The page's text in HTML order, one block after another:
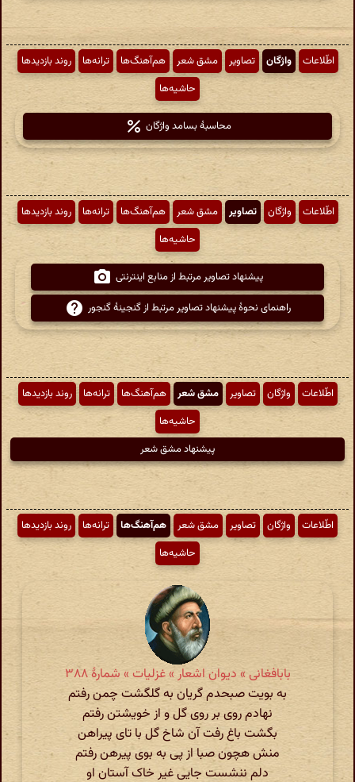
اطّلاعات واژگان تصاویر مشق شعر هم‌آهنگ‌ها ترانه‌ها
روند بازدیدها
حاشیه‌ها
محاسبهٔ بسامد واژگان
اطّلاعات واژگان تصاویر مشق شعر هم‌آهنگ‌ها ترانه‌ها
روند بازدیدها
حاشیه‌ها
پیشنهاد تصاویر مرتبط از منابع اینترنتی
راهنمای نحوهٔ پیشنهاد تصاویر مرتبط از گنجینهٔ گنجور
اطّلاعات واژگان تصاویر مشق شعر هم‌آهنگ‌ها ترانه‌ها
روند بازدیدها
حاشیه‌ها
پیشنهاد مشق شعر
اطّلاعات واژگان تصاویر مشق شعر هم‌آهنگ‌ها ترانه‌ها
روند بازدیدها
حاشیه‌ها
بابافغانی » دیوان اشعار » غزلیات » شمارهٔ ۳۸۸
به بویت صبحدم گریان به گلگشت چمن رفتم
نهادم روی بر روی گل و از خویشتن رفتم
بگشت باغ رفت آن شاخ گل با تای پیراهن
منش هچون صبا از پی به بوی پیرهن رفتم
دلم ننشست جایی غیر خاک آستان او